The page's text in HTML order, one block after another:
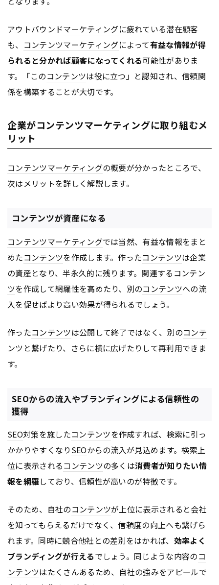
アウトバウンドマーケティングに疲れている潜在顧客
も、 コンテンツマーケティングによって有益な情報が得
られると分かれば顧客になってくれる可能性がありま
す。「このコンテンツは役に立つ」と認知され、信頼関
係を構築することが大切です。
企業がコンテンツマーケティングに取り組むメ
リット
コンテンツマーケティングの概要が分かったところで、
次はメリットを詳しく解説します。
コンテンツが資産になる
コンテンツマーケティングでは当然、有益な情報をまと
めたコンテンツを作成します。作ったコンテンツは企業
の資産となり、半永久的に残ります。関連する コンテン
ツを作成して網羅性を高めたり、別のコンテンツへの流
入を促せばより高い効果が得られるでしょう。
作ったコンテンツは公開して終了ではなく、別のコンテ
ンツ と繋げたり、さらに横に広げたりして再利用できま
す。
SEOからの流入やブランディングによる信頼性の
獲得
SEO対策を施したコンテンツを作成すれば、検索に引っ
かかりやすくなり SEOからの流入が見込めます。検索上
位に表示されるコンテンツの多くは消費者が知りたい情
報を網羅しており、信頼性が高いのが特徴です。
そのため、自社のコンテンツが上位に表示されると会社
を知ってもらえるだけでなく、信頼度の向上へも繋げら
れます。同時に競合他社との差別をはかれば、 効率よく
ブランディングが行えるでしょう。同じような内容のコ
ンテンツはたくさんあるため、自社の強みをアピールで